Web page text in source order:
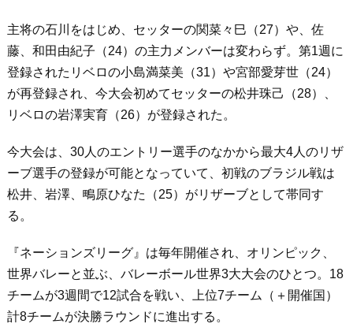
主将の石川をはじめ、セッターの関菜々巳（27）や、佐
藤、和田由紀子（24）の主力メンバーは変わらず。第1週に
登録されたリベロの小島満菜美（31）や宮部愛芽世（24）
が再登録され、今大会初めてセッターの松井珠己（28）、
リベロの岩澤実育（26）が登録された。
今大会は、30人のエントリー選手のなかから最大4人のリザ
ーブ選手の登録が可能となっていて、初戦のブラジル戦は
松井、岩澤、鴫原ひなた（25）がリザーブとして帯同す
る。
『ネーションズリーグ』は毎年開催され、オリンピック、
世界バレーと並ぶ、バレーボール世界3大大会のひとつ。18
チームが3週間で12試合を戦い、上位7チーム（＋開催国）
計8チームが決勝ラウンドに進出する。